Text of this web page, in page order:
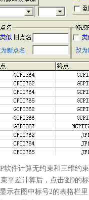
算无约束和三维约束
平差计算后，点击图9的
示在图中标号2的表格栏